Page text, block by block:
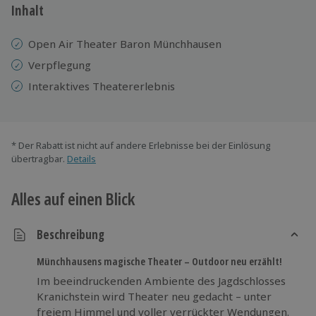
Inhalt
Open Air Theater Baron Münchhausen
Verpflegung
Interaktives Theatererlebnis
* Der Rabatt ist nicht auf andere Erlebnisse bei der Einlösung
übertragbar. Details
Alles auf einen Blick
Beschreibung
Münchhausens magische Theater – Outdoor neu erzählt!
Im beeindruckenden Ambiente des Jagdschlosses
Kranichstein wird Theater neu gedacht – unter
freiem Himmel und voller verrückter Wendungen.